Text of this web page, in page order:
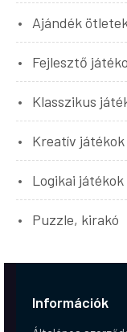
Ajándék
Fejlesztő
Klasszikus
Kreatív játékok
Logikai játékok
Puzzle, kirakó
Információk